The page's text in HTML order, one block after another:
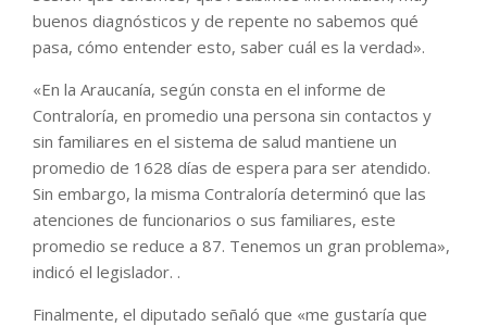
buenos diagnósticos y de repente no sabemos qué
pasa, cómo entender esto, saber cuál es la verdad».
«En la Araucanía, según consta en el informe de
Contraloría, en promedio una persona sin contactos y
sin familiares en el sistema de salud mantiene un
promedio de 1628 días de espera para ser atendido.
Sin embargo, la misma Contraloría determinó que las
atenciones de funcionarios o sus familiares, este
promedio se reduce a 87. Tenemos un gran problema»,
indicó el legislador. .
Finalmente, el diputado señaló que «me gustaría que